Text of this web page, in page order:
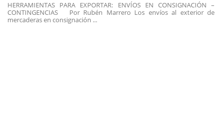
HERRAMIENTAS PARA EXPORTAR: ENVÍOS EN CONSIGNACIÓN –
CONTINGENCIAS Por Rubén Marrero Los envíos al exterior de
mercaderas en consignación ...